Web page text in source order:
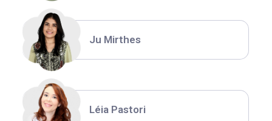
Ju Mirthes
Léia Pastori